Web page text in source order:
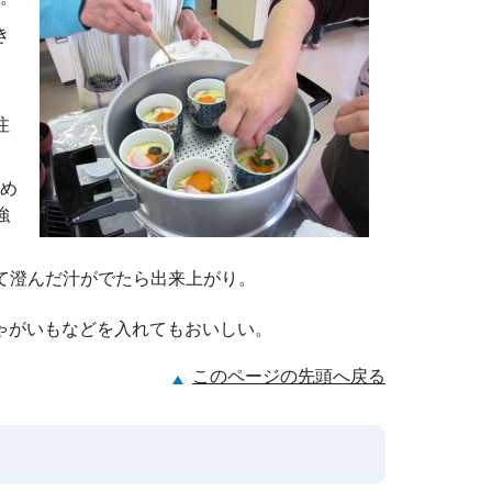
んだ汁がでたら出来上がり。
いもなどを入れてもおいしい。
このページの先頭へ戻る